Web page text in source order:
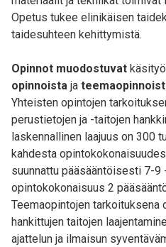
Opetus tukee elinikäisen
taidesuhteen kehittymistä.
Opinnot muodostuvat
opinnoista ja
Yhteisten opintojen
perustietojen ja -taitojen
laskennallinen laajuus on 300
kahdesta
suunnattu pääsääntöisesti 7-9
opintokokonaisuus 2
Teemaopintojen
hankittujen taitojen
ajattelun ja ilmaisun